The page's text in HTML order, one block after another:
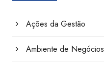
Ações da Gestão
Ambiente de Negócios